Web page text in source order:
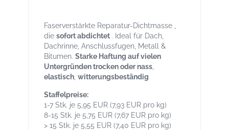
Faserverstärkte Reparatur-Dichtmasse ,
die sofort abdichtet . Ideal für Dach,
Dachrinne, Anschlussfugen, Metall &
Bitumen. Starke Haftung auf vielen
Untergründen trocken oder nass
elastisch witterungsbeständig
Staffelpreise:
1-7 Stk. je 5,95 EUR (7,93 EUR pro kg)
8-15 Stk. je 5,75 EUR (7,67 EUR pro kg)
> 15 Stk. je 5,55 EUR (7,40 EUR pro kg)